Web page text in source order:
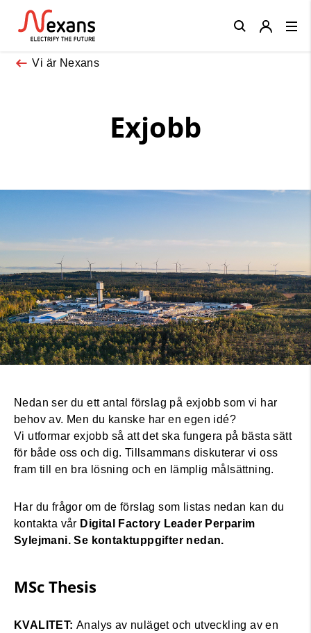
Vi är Nexans
Exjobb
Nedan ser du ett antal förslag på exjobb som vi har
behov av. Men du kanske har en egen idé?
Vi utformar exjobb så att det ska fungera på bästa sätt
för både oss och dig. Tillsammans diskuterar vi oss
fram till en bra lösning och en lämplig målsättning.
Har du frågor om de förslag som listas nedan kan du
kontakta vår Digital Factory Leader Perparim
Sylejmani. Se kontaktuppgifter nedan.
MSc Thesis
KVALITET: Analys av nuläget och utveckling av en
Close